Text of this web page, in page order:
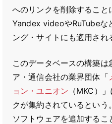
へのリンクを削除すること
Yandex videoやRuTubeな
ング・サイトにも適用され
このデータベースの構築は
ア・通信会社の業界団体「
ョン・ユニオン （MKC）
クが集約されているとい
ソフトウェアを追加する